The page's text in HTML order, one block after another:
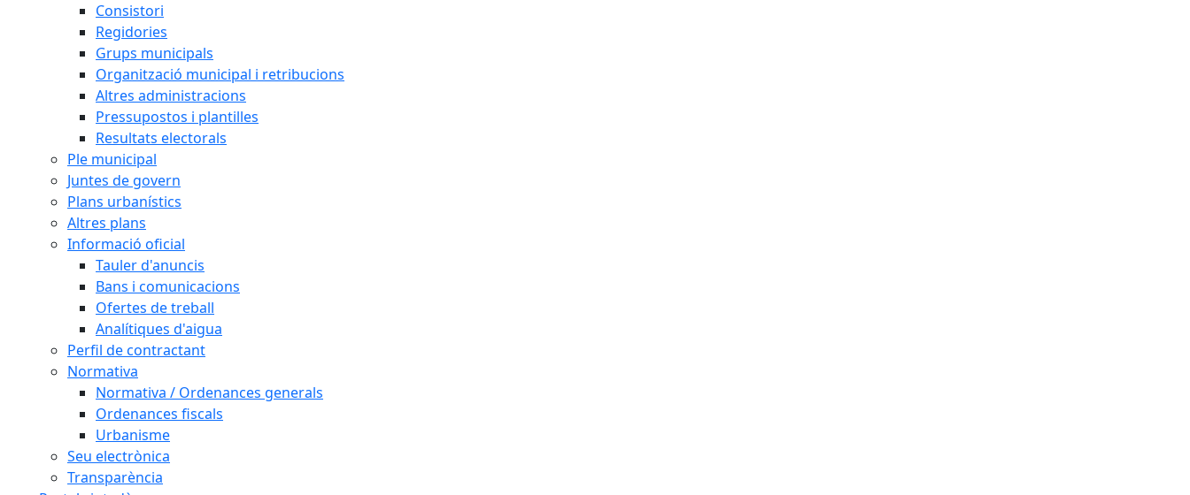
Consistori
Regidories
Grups municipals
Organització municipal i retribucions
Altres administracions
Pressupostos i plantilles
Resultats electorals
Ple municipal
Juntes de govern
Plans urbanístics
Altres plans
Informació oficial
Tauler d'anuncis
Bans i comunicacions
Ofertes de treball
Analítiques d'aigua
Perfil de contractant
Normativa
Normativa / Ordenances generals
Ordenances fiscals
Urbanisme
Seu electrònica
Transparència